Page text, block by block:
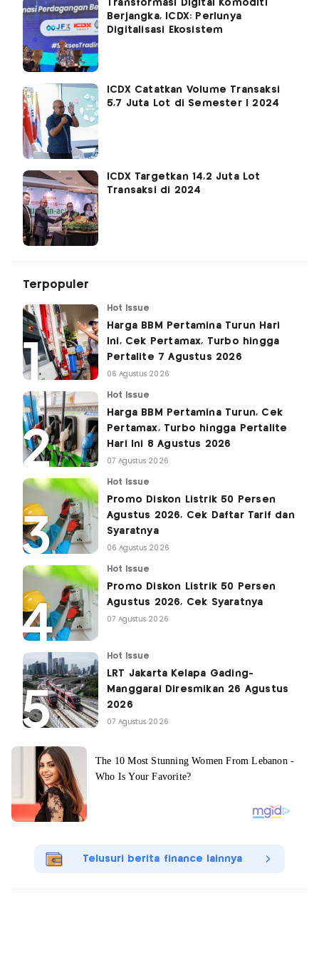
Transformasi Digital Komoditi
Berjangka, ICDX: Perlunya
Digitalisasi Ekosistem
ICDX Catatkan Volume Transaksi
5,7 Juta Lot di Semester I 2024
ICDX Targetkan 14,2 Juta Lot
Transaksi di 2024
Terpopuler
Hot Issue
Harga BBM Pertamina Turun Hari
Ini, Cek Pertamax, Turbo hingga
Pertalite 7 Agustus 2026
06 Agustus 2026
Hot Issue
Harga BBM Pertamina Turun, Cek
Pertamax, Turbo hingga Pertalite
Hari Ini 8 Agustus 2026
07 Agustus 2026
Hot Issue
Promo Diskon Listrik 50 Persen
Agustus 2026, Cek Daftar Tarif dan
Syaratnya
06 Agustus 2026
Hot Issue
Promo Diskon Listrik 50 Persen
Agustus 2026, Cek Syaratnya
07 Agustus 2026
Hot Issue
LRT Jakarta Kelapa Gading-
Manggarai Diresmikan 26 Agustus
2026
07 Agustus 2026
Telusuri berita finance lainnya